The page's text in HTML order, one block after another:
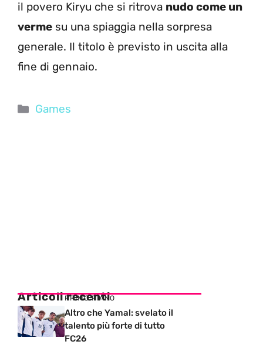
il povero Kiryu che si ritrova nudo come un
verme su una spiaggia nella sorpresa
generale. Il titolo è previsto in uscita alla
fine di gennaio.
Categorie
Games
Articoli recenti
PRIMO PIANO
Altro che Yamal: svelato il
talento più forte di tutto
FC26